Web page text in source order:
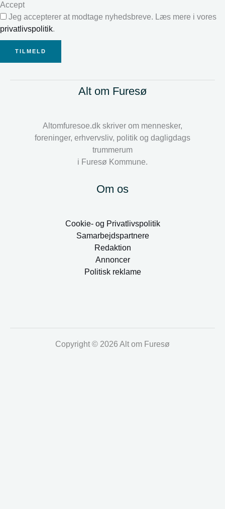
Accept
Jeg accepterer at modtage nyhedsbreve. Læs mere i vores
privatlivspolitik.
TILMELD
Alt om Furesø
Altomfuresoe.dk skriver om mennesker,
foreninger, erhvervsliv, politik og dagligdags
trummerum
i Furesø Kommune.
Om os
Cookie- og Privatlivspolitik
Samarbejdspartnere
Redaktion
Annoncer
Politisk reklame
Copyright © 2026 Alt om Furesø